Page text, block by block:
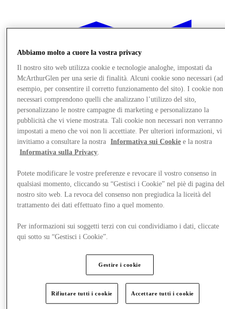
Vieni a trovarci
Abbiamo molto a cuore la vostra privacy
Il nostro sito web utilizza cookie e tecnologie analoghe, impostati da
McArthurGlen per una serie di finalità. Alcuni cookie sono necessari (ad
esempio, per consentire il corretto funzionamento del sito). I cookie non
necessari comprendono quelli che analizzano l’utilizzo del sito,
personalizzano le nostre campagne di marketing e personalizzano la
pubblicità che vi viene mostrata. Tali cookie non necessari non verranno
impostati a meno che voi non li accettiate. Per ulteriori informazioni, vi
invitiamo a consultare la nostra
Informativa sui Cookie e la nostra
Informativa sulla Privacy
Potete modificare le vostre preferenze e revocare il vostro consenso in
qualsiasi momento, cliccando su “Gestisci i Cookie” nel piè di pagina del
nostro sito web. La revoca del consenso non pregiudica la liceità del
trattamento dei dati effettuato fino a quel momento.
Per informazioni sui soggetti terzi con cui condividiamo i dati, cliccate
qui sotto su “Gestisci i Cookie”.
Gestire i cookie
Rifiutare tutti i cookie Accettare tutti i cookie